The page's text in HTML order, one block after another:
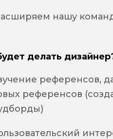
нашу
делать
референсов,
референсов